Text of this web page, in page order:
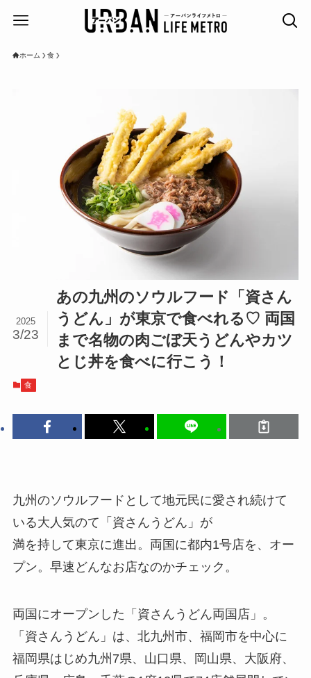
ホーム 食
あの九州のソウルフード「資さん
うどん」が東京で食べれる♡ 両国
まで名物の肉ごぼ天うどんやカツ
とじ丼を食べに行こう！
2025
3/23
食
九州のソウルフードとして地元民に愛され続けて
いる大人気のて「資さんうどん」が
満を持して東京に進出。両国に都内1号店を、オー
プン。早速どんなお店なのかチェック。
両国にオープンした「資さんうどん両国店」。
「資さんうどん」は、北九州市、福岡市を中心に
福岡県はじめ九州7県、山口県、岡山県、大阪府、